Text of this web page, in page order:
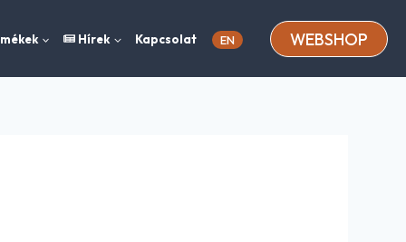
Hírek Kapcsolat EN WEBSHOP